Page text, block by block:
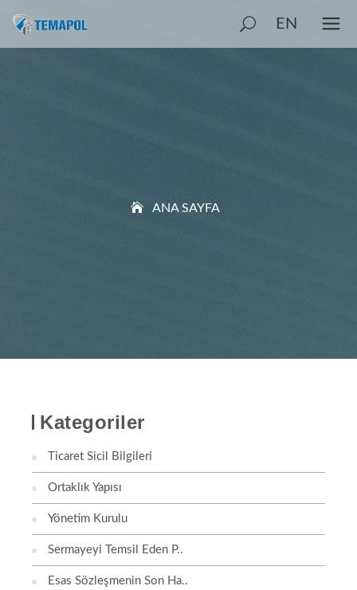
EN
ANA SAYFA
Kategoriler
Ticaret Sicil Bilgileri
Ortaklık Yapısı
Yönetim Kurulu
Sermayeyi Temsil Eden P..
Esas Sözleşmenin Son Ha..